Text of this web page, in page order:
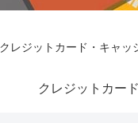
レジットカード・キャ
クレジットカー